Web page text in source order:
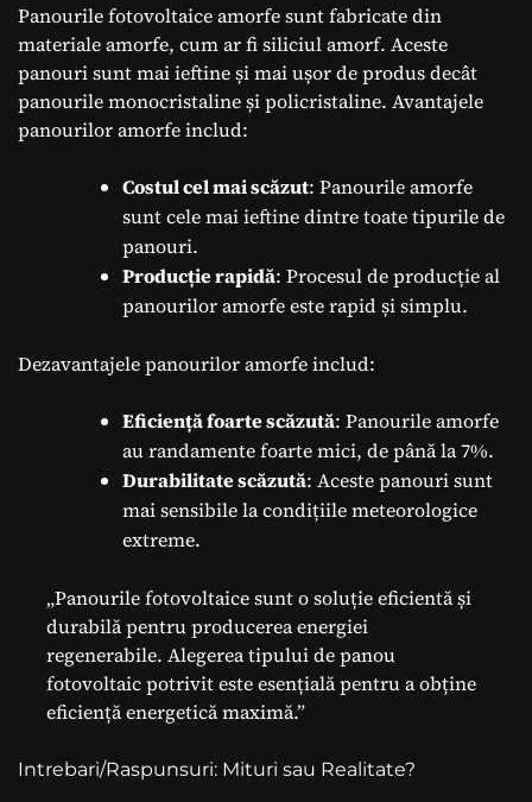
Panourile fotovoltaice amorfe sunt fabricate din
materiale amorfe, cum ar fi siliciul amorf. Aceste
panouri sunt mai ieftine și mai ușor de produs decât
panourile monocristaline și policristaline. Avantajele
panourilor amorfe includ:
Costul cel mai scăzut: Panourile amorfe
sunt cele mai ieftine dintre toate tipurile de
panouri.
Producție rapidă: Procesul de producție al
panourilor amorfe este rapid și simplu.
Dezavantajele panourilor amorfe includ:
Eficiență foarte scăzută: Panourile amorfe
au randamente foarte mici, de până la 7%.
Durabilitate scăzută: Aceste panouri sunt
mai sensibile la condițiile meteorologice
extreme.
„Panourile fotovoltaice sunt o soluție eficientă și
durabilă pentru producerea energiei
regenerabile. Alegerea tipului de panou
fotovoltaic potrivit este esențială pentru a obține
eficiență energetică maximă.”
Intrebari/Raspunsuri: Mituri sau Realitate?